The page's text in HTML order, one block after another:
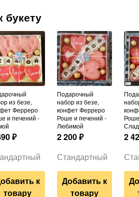
букету
из безе,
Ферреро
и печений -
₽
к
товару
Подарочный
набор из безе,
конфет Ферреро
Роше и печений -
Любимой
2 200₽
Стандартный
Добавить к
товару
Подарочный
2